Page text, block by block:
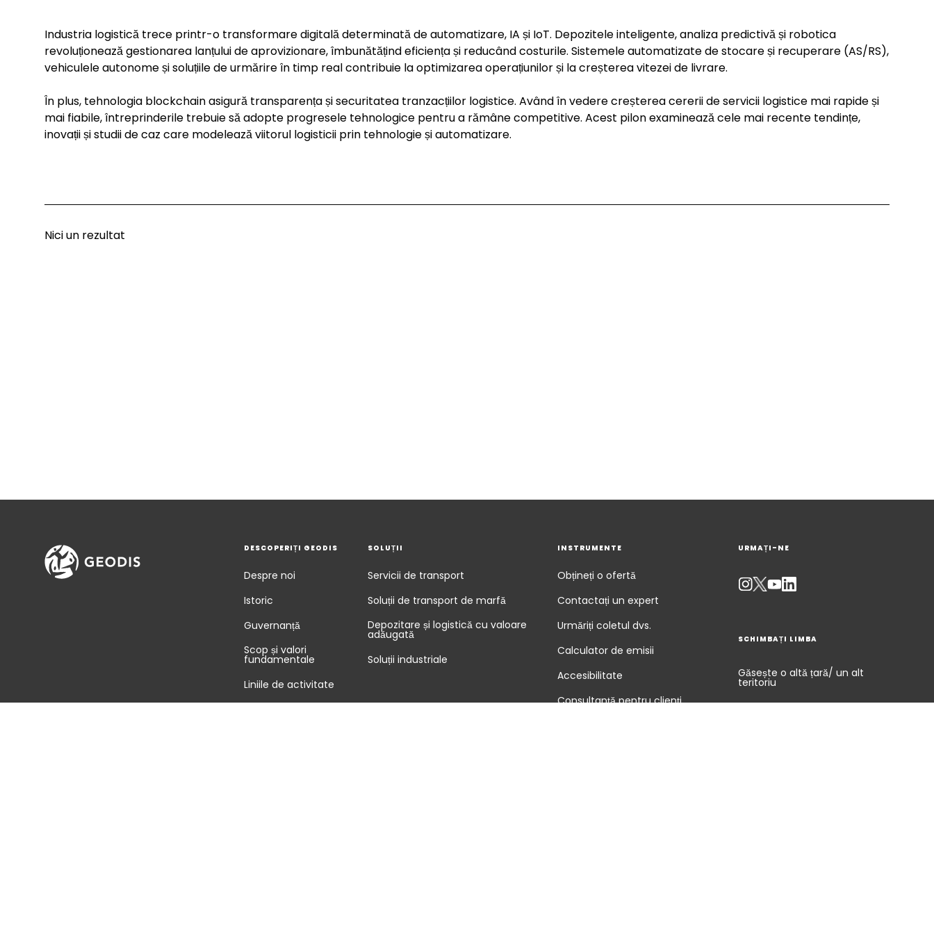
Industria logistică trece printr-o transformare digitală determinată de automatizare, IA și IoT. Depozitele inteligente, analiza predictivă și robotica
revoluționează gestionarea lanțului de aprovizionare, îmbunătățind eficiența și reducând costurile. Sistemele automatizate de stocare și recuperare (AS/RS),
vehiculele autonome și soluțiile de urmărire în timp real contribuie la optimizarea operațiunilor și la creșterea vitezei de livrare.
În plus, tehnologia blockchain asigură transparența și securitatea tranzacțiilor logistice. Având în vedere creșterea cererii de servicii logistice mai rapide și
mai fiabile, întreprinderile trebuie să adopte progresele tehnologice pentru a rămâne competitive. Acest pilon examinează cele mai recente tendințe,
inovații și studii de caz care modelează viitorul logisticii prin tehnologie și automatizare.
Nici un rezultat
DESCOPERIȚI GEODIS
Despre noi
Istoric
Guvernanță
Scop și valori
fundamentale
Liniile de activitate
SOLUȚII
Servicii de transport
Soluții de transport de marfă
Depozitare și logistică cu valoare
adăugată
Soluții industriale
INSTRUMENTE
Obțineți o ofertă
Contactați un expert
Urmăriți coletul dvs.
Calculator de emisii
Accesibilitate
Consultanță pentru clienți
URMAȚI-NE
SCHIMBAȚI LIMBA
Găsește o altă țară/ un alt
teritoriu